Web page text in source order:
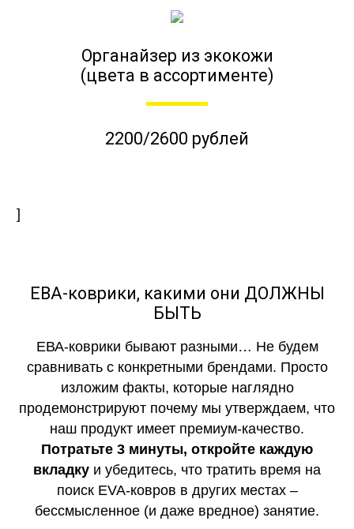
Органайзер из экокожи
(цвета в ассортименте)
2200/2600 рублей
]
ЕВА-коврики, какими они ДОЛЖНЫ
БЫТЬ
ЕВА-коврики бывают разными… Не будем
сравнивать с конкретными брендами. Просто
изложим факты, которые наглядно
продемонстрируют почему мы утверждаем, что
наш продукт имеет премиум-качество.
Потратьте 3 минуты, откройте каждую
вкладку и убедитесь, что тратить время на
поиск EVA-ковров в других местах –
бессмысленное (и даже вредное) занятие.